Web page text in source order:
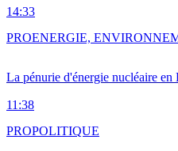
14:33
La pénurie d'énergie nucléaire
11:38
PROENERGIE,
PROPOLITIQUE